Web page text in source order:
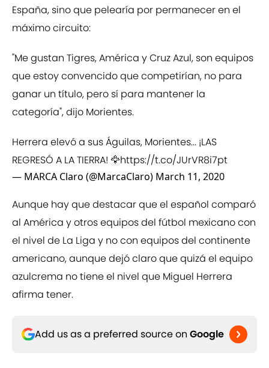
España, sino que pelearía por permanecer en el
máximo circuito:
"Me gustan Tigres, América y Cruz Azul, son equipos
que estoy convencido que competirían, no para
ganar un título, pero sí para mantener la
categoría", dijo Morientes.
Herrera elevó a sus Águilas, Morientes... ¡LAS
REGRESÓ A LA TIERRA! 🦅https://t.co/JUrVR8i7pt
— MARCA Claro (@MarcaClaro) March 11, 2020
Aunque hay que destacar que el español comparó
al América y otros equipos del fútbol mexicano con
el nivel de La Liga y no con equipos del continente
americano, aunque dejó claro que quizá el equipo
azulcrema no tiene el nivel que Miguel Herrera
afirma tener.
Add us as a preferred source on Google